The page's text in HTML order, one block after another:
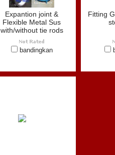
Expantion joint &
Flexible Metal Sus
with/without tie rods
bandingkan
Fitting